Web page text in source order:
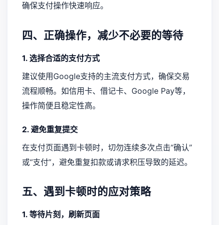
确保支付操作快速响应。
四、正确操作，减少不必要的等待
1. 选择合适的支付方式
建议使用Google支持的主流支付方式，确保交易
流程顺畅。如信用卡、借记卡、Google Pay等，
操作简便且稳定性高。
2. 避免重复提交
在支付页面遇到卡顿时，切勿连续多次点击“确认”
或“支付”，避免重复扣款或请求积压导致的延迟。
五、遇到卡顿时的应对策略
1. 等待片刻，刷新页面